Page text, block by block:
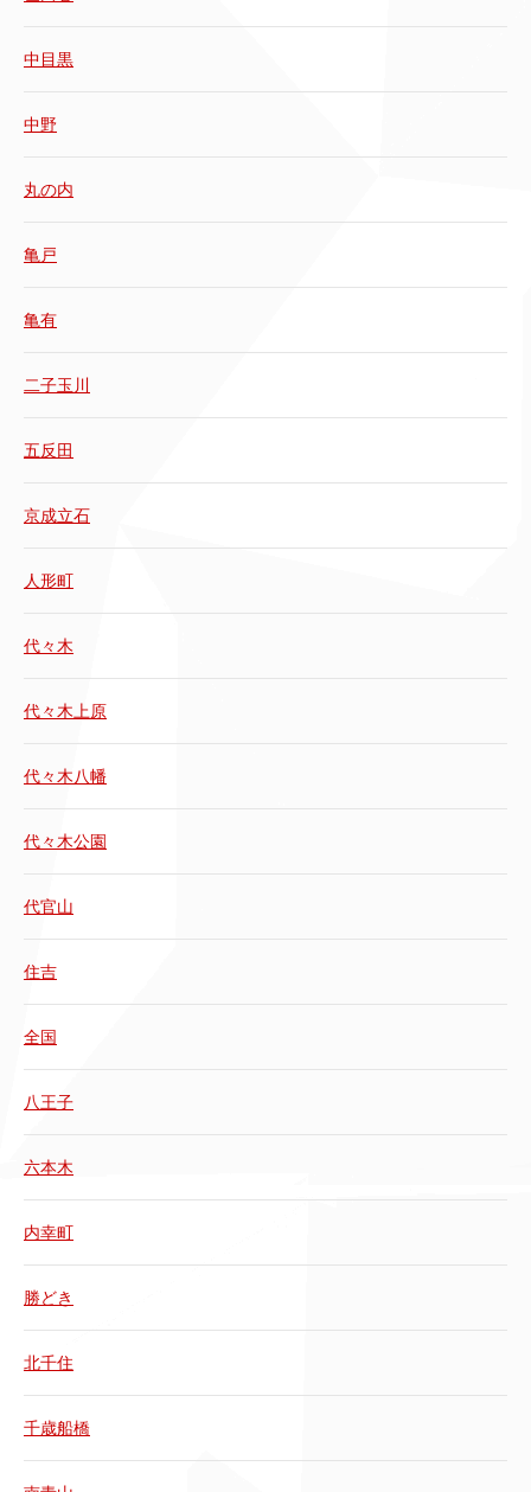
中目黒
中野
丸の内
亀戸
亀有
二子玉川
五反田
京成立石
人形町
代々木
代々木上原
代々木八幡
代々木公園
代官山
住吉
全国
八王子
六本木
内幸町
勝どき
北千住
千歳船橋